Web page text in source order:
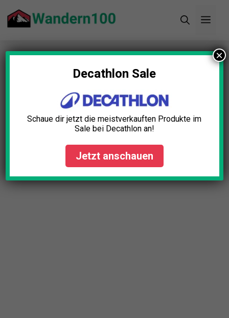
Inhalt
Startseite»Blog»Outdoor Uhr GPS Test: Die 5
besten (Bestenliste)Decathlon Sale
Schaue dir jetzt die meistverkauften Produkte im
Sale bei Decathlon an!
Jetzt anschauen
×